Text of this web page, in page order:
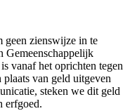
geen zienswijze in te
Gemeenschappelijk
vanaf het oprichten tegen
van geld uitgeven
steken we dit geld
erfgoed.